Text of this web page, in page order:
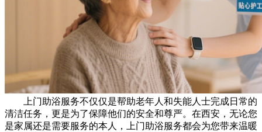
上门助浴服务不仅仅是帮助老年人和失能人士完成日常的
清洁任务，更是为了保障他们的安全和尊严。在西安，无论您
是家属还是需要服务的本人，上门助浴服务都会为您带来温暖